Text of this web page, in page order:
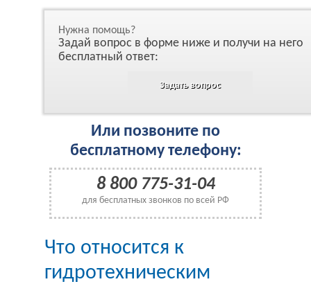
Нужна помощь?
Задай вопрос в форме ниже и получи на него
бесплатный ответ:
Задать вопрос
Или позвоните по
бесплатному телефону:
8 800 775-31-04
для бесплатных звонков по всей РФ
Что относится к
гидротехническим